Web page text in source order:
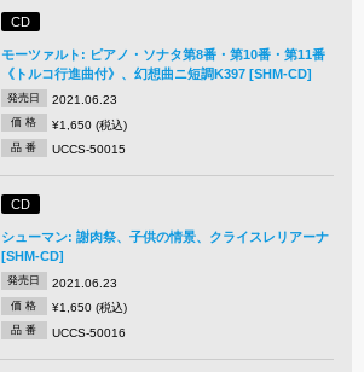
CD
モーツァルト: ピアノ・ソナタ第8番・第10番・第11番
《トルコ行進曲付》、幻想曲ニ短調K397 [SHM-CD]
発売日 2021.06.23
価 格 ¥1,650 (税込)
品 番 UCCS-50015
CD
シューマン: 謝肉祭、子供の情景、クライスレリアーナ
[SHM-CD]
発売日 2021.06.23
価 格 ¥1,650 (税込)
品 番 UCCS-50016